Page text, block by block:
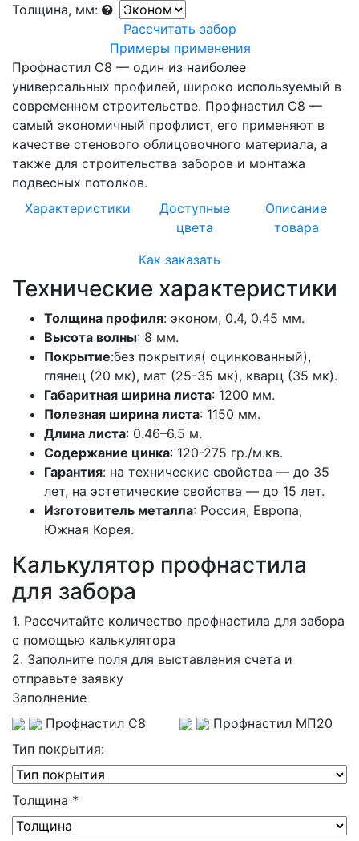
Толщина, мм:
Рассчитать забор
Примеры применения
Профнастил С8 — один из наиболее
универсальных профилей, широко используемый в
современном строительстве. Профнастил С8 —
самый экономичный профлист, его применяют в
качестве стенового облицовочного материала, а
также для строительства заборов и монтажа
подвесных потолков.
Характеристики
Доступные
цвета
Описание
товара
Как заказать
Технические характеристики
Толщина профиля: эконом, 0.4, 0.45 мм.
Высота волны: 8 мм.
Покрытие:без покрытия( оцинкованный),
глянец (20 мк), мат (25-35 мк), кварц (35 мк).
Габаритная ширина листа: 1200 мм.
Полезная ширина листа: 1150 мм.
Длина листа: 0.46–6.5 м.
Содержание цинка: 120-275 гр./м.кв.
Гарантия: на технические свойства — до 35
лет, на эстетические свойства — до 15 лет.
Изготовитель металла: Россия, Европа,
Южная Корея.
Калькулятор профнастила
для забора
1. Рассчитайте количество профнастила для забора
с помощью калькулятора
2. Заполните поля для выставления счета и
отправьте заявку
Заполнение
Профнастил С8
Профнастил МП20
Тип покрытия:
Толщина *